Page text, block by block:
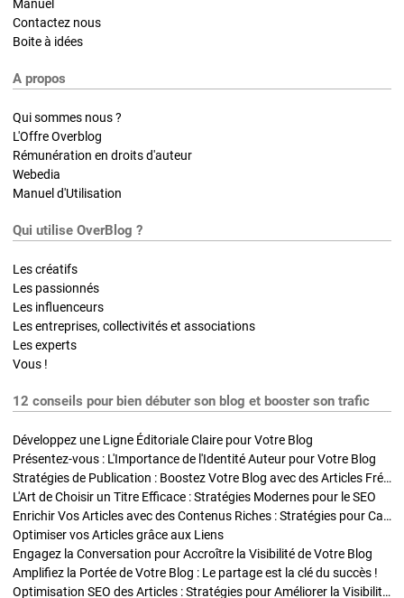
Manuel
Contactez nous
Boite à idées
A propos
Qui sommes nous ?
L'Offre Overblog
Rémunération en droits d'auteur
Webedia
Manuel d'Utilisation
Qui utilise OverBlog ?
Les créatifs
Les passionnés
Les influenceurs
Les entreprises, collectivités et associations
Les experts
Vous !
12 conseils pour bien débuter son blog et booster son trafic
Développez une Ligne Éditoriale Claire pour Votre Blog
Présentez-vous : L'Importance de l'Identité Auteur pour Votre Blog
Stratégies de Publication : Boostez Votre Blog avec des Articles Fréquents et Exclusifs
L'Art de Choisir un Titre Efficace : Stratégies Modernes pour le SEO
Enrichir Vos Articles avec des Contenus Riches : Stratégies pour Captiver et Optimiser
Optimiser vos Articles grâce aux Liens
Engagez la Conversation pour Accroître la Visibilité de Votre Blog
Amplifiez la Portée de Votre Blog : Le partage est la clé du succès !
Optimisation SEO des Articles : Stratégies pour Améliorer la Visibilité de Votre Blog